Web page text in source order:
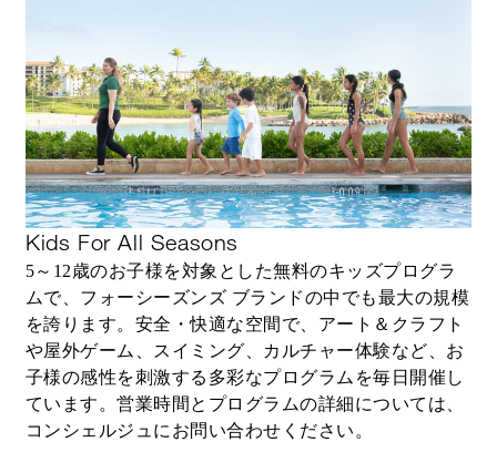
ゲストエクスペリエンスマネージャーの
ート
プライベート ムハラ サウンドジャーニー
たは星空観察
詳細を見る
Kids For All Seasons
5～12歳のお子様を対象とした無料のキッズプログラ
ムで、フォーシーズンズ ブランドの中でも最大の規模
を誇ります。安全・快適な空間で、アート＆クラフト
や屋外ゲーム、スイミング、カルチャー体験など、お
子様の感性を刺激する多彩なプログラムを毎日開催し
ています。営業時間とプログラムの詳細については、
コンシェルジュにお問い合わせください。